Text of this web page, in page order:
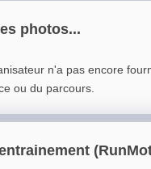
photos...
n'a pas encore
ou du parcours.